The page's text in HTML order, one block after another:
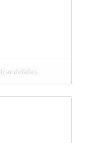
detalles